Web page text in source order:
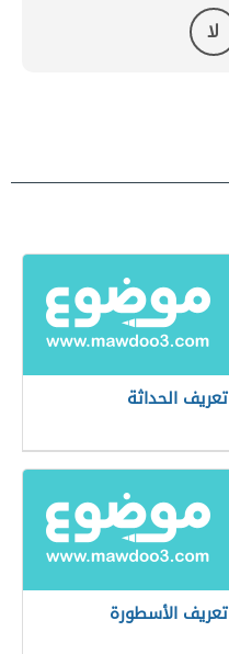
لا
تعريف الحداثة
تعريف الأسطورة